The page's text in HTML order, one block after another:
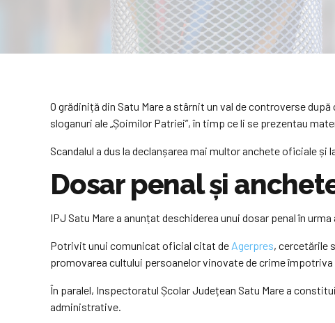
O grădiniță din Satu Mare a stârnit un val de controverse
sloganuri ale „Șoimilor Patriei”, în timp ce li se prezentau
Scandalul a dus la declanșarea mai multor anchete oficiale
Dosar penal și
IPJ Satu Mare a anunțat deschiderea unui dosar penal în
Potrivit unui comunicat oficial citat de Agerpres, cercetările
promovarea cultului persoanelor vinovate de crime
În paralel, Inspectoratul Școlar Județean Satu Mare a
administrative.